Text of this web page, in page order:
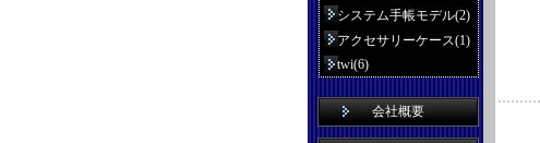
システム手帳モデル(2)
アクセサリーケース(1)
twi(6)
会社概要